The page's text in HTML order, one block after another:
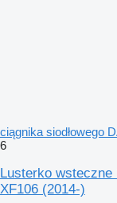
ciągnika siodłowego
6
Lusterko wsteczne
XF106 (2014-)